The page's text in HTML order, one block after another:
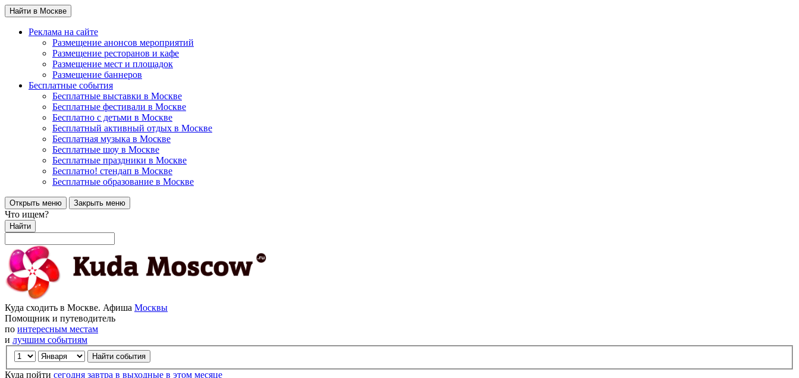
Найти в Москве
Реклама на сайте
Размещение анонсов мероприятий
Размещение ресторанов и кафе
Размещение мест и площадок
Размещение баннеров
Бесплатные события
Бесплатные выставки в Москве
Бесплатные фестивали в Москве
Бесплатно с детьми в Москве
Бесплатный активный отдых в Москве
Бесплатная музыка в Москве
Бесплатные шоу в Москве
Бесплатные праздники в Москве
Бесплатно! стендап в Москве
Бесплатные образование в Москве
Открыть меню Закрыть меню
Что ищем?
Найти
Куда сходить в Москве. Афиша Москвы
Помощник и путеводитель
по интересным местам
и лучшим событиям
Куда пойти сегодня завтра в выходные в этом месяце